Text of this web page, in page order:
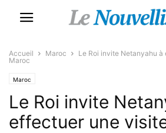
Accueil Maroc
Le Roi invite Netanyahu
Maroc
Maroc
Le Roi invite
effectuer une